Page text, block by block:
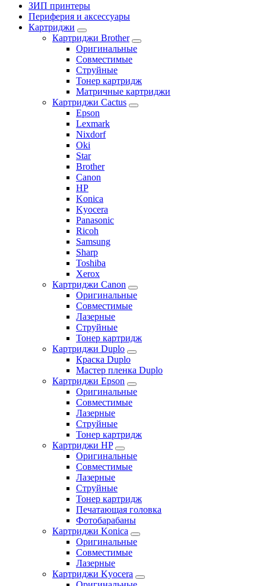
ЗИП принтеры
Периферия и аксессуары
Картриджи
Картриджи Brother
Оригинальные
Совместимые
Струйные
Тонер картридж
Матричные картриджи
Картриджи Cactus
Epson
Lexmark
Nixdorf
Oki
Star
Brother
Canon
HP
Konica
Kyocera
Panasonic
Ricoh
Samsung
Sharp
Toshiba
Xerox
Картриджи Canon
Оригинальные
Совместимые
Лазерные
Струйные
Тонер картридж
Картриджи Duplo
Краска Duplo
Мастер пленка Duplo
Картриджи Epson
Оригинальные
Совместимые
Лазерные
Струйные
Тонер картридж
Картриджи HP
Оригинальные
Совместимые
Лазерные
Струйные
Тонер картридж
Печатающая головка
Фотобарабаны
Картриджи Konica
Оригинальные
Совместимые
Лазерные
Картриджи Kyocera